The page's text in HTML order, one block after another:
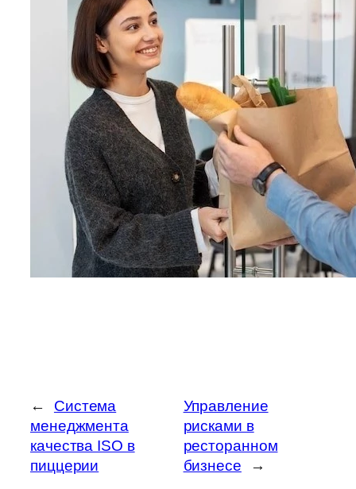
←
Система
менеджмента
качества ISO в
пиццерии
Управление
рисками в
ресторанном
бизнесе
→